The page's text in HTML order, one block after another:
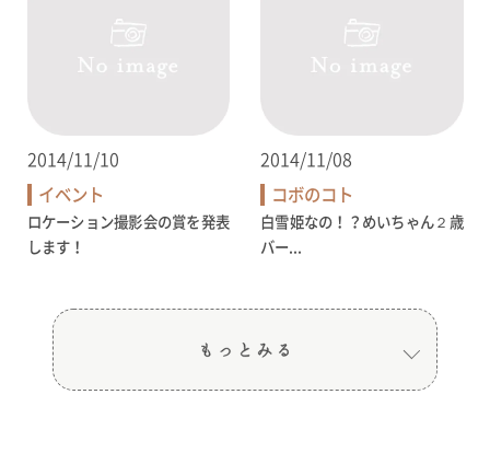
2014/11/10
イベント
ロケーション撮影会の賞を発表
します！
2014/11/08
コボのコト
白雪姫なの！？めいちゃん２歳
バー...